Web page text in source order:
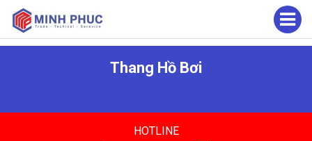
Thang Hồ Bơi
HOTLINE